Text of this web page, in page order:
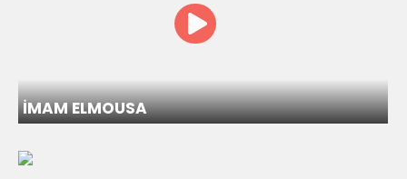
İMAM ELMOUSA